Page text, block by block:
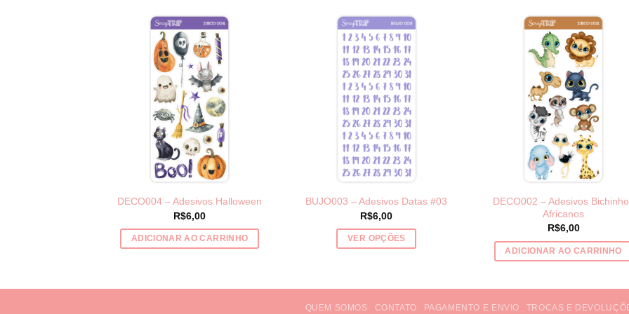
DECO004 – Adesivos Halloween
R$6,00
ADICIONAR AO CARRINHO
BUJO003 – Adesivos Datas #03
R$6,00
VER OPÇÕES
tem
várias
DECO002 – Adesivos
Africanos
R$6,00
ADICIONAR AO CARRINHO
QUEM SOMOS CONTATO PAGAMENTO E ENVIO TROCAS E